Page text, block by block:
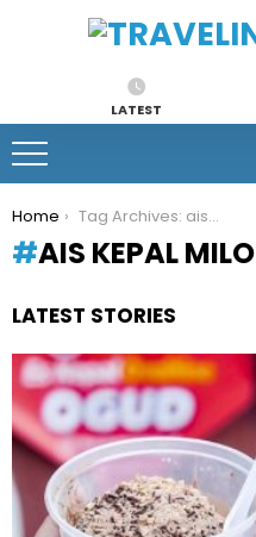
LATEST
You are here:
Home Tag Archives: ais kepal milo
AIS KEPAL MILO
LATEST STORIES